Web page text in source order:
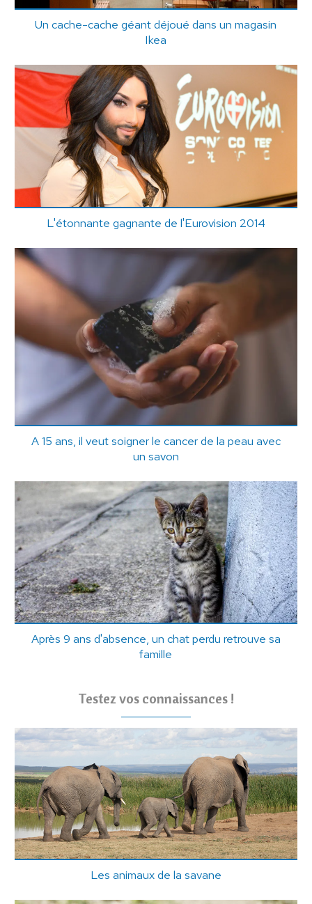
Un cache-cache géant déjoué dans un magasin
Ikea
L'étonnante gagnante de l'Eurovision 2014
A 15 ans, il veut soigner le cancer de la peau avec
un savon
Après 9 ans d'absence, un chat perdu retrouve sa
famille
Testez vos connaissances !
Les animaux de la savane